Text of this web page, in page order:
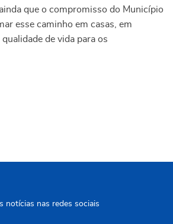
que o compromisso do Município
esse caminho em casas, em
de vida para os
notícias nas redes sociais